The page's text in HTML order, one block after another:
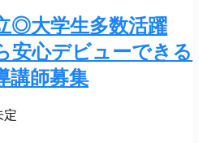
◎大学生多数活躍
安心デビューできる
講師募集
定